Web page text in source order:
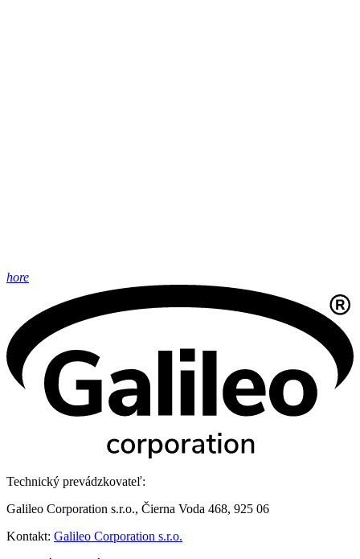
hore
Technický prevádzkovateľ:
Galileo Corporation s.r.o., Čierna Voda 468, 925 06
Kontakt: Galileo Corporation s.r.o.